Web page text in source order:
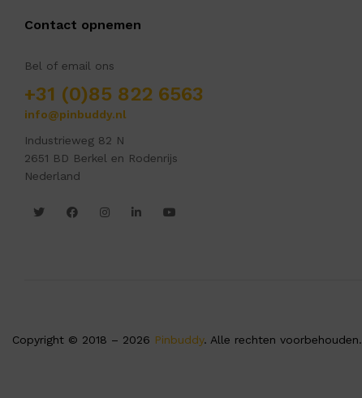
Contact opnemen
Bel of email ons
+31 (0)85 822 6563
info@pinbuddy.nl
Industrieweg 82 N
2651 BD Berkel en Rodenrijs
Nederland
Copyright © 2018 – 2026 Pinbuddy. Alle rechten voorbehouden.